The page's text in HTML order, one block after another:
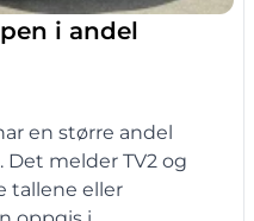
i andel
en større andel
Det melder TV2 og
tallene eller